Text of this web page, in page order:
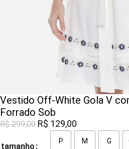
Vestido Off-White Gola V
Forrado Sob
R$299,00 R$ 129,00
tamanho
P M G